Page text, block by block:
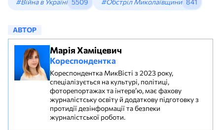
АВТОР
Марія Хаміцевич
Кореспондентка
Кореспондентка МикВісті з 2023 року,
спеціалізується на культурі, політиці,
фоторепортажах та інтерв’ю, має фахову
журналістську освіту й додаткову підготовку з
протидії дезінформації та безпеки
журналістської роботи.